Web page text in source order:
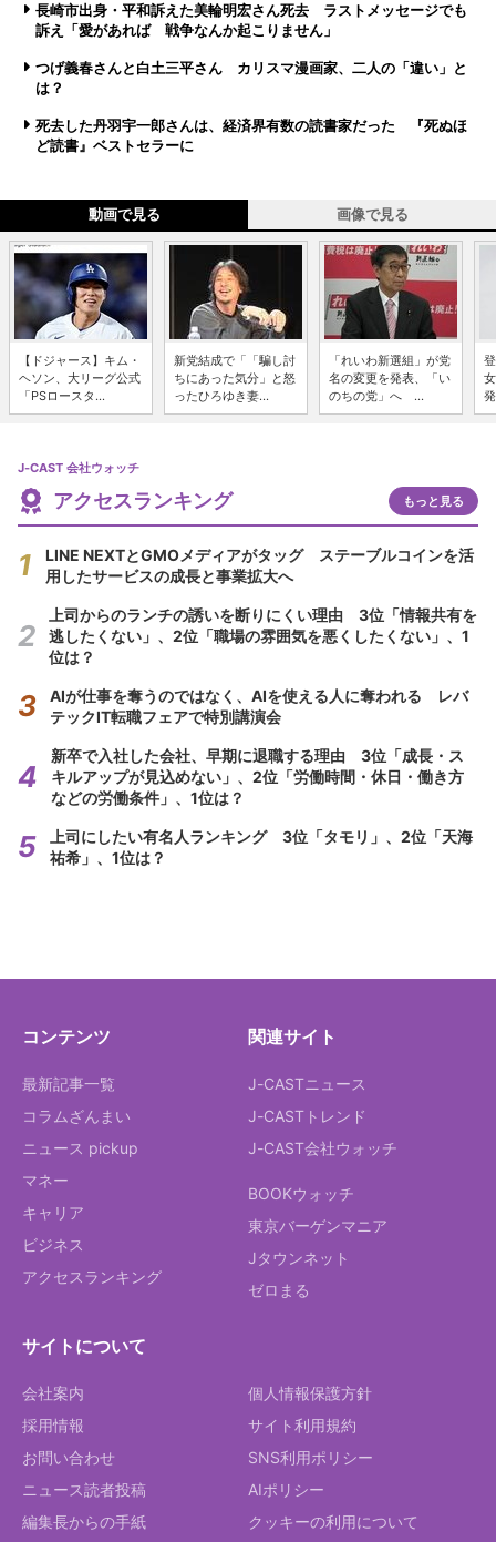
長崎市出身・平和訴えた美輪明宏さん死去 ラストメッセージでも
訴え「愛があれば 戦争なんか起こりません」
つげ義春さんと白土三平さん カリスマ漫画家、二人の「違い」と
は？
死去した丹羽宇一郎さんは、経済界有数の読書家だった 『死ぬほ
ど読書』ベストセラーに
動画で見る 画像で見る
【ドジャース】キム・
ヘソン、大リーグ公式
「PSロースタ...
新党結成で「「騙し討
ちにあった気分」と怒
ったひろゆき妻...
「れいわ新選組」が党
名の変更を発表、「い
のちの党」へ ...
J-CAST 会社ウォッチ
アクセスランキング もっと見る
LINE NEXTとGMOメディアがタッグ ステーブルコインを活
用したサービスの成長と事業拡大へ
上司からのランチの誘いを断りにくい理由 3位「情報共有を
逃したくない」、2位「職場の雰囲気を悪くしたくない」、1
位は？
AIが仕事を奪うのではなく、AIを使える人に奪われる レバ
テックIT転職フェアで特別講演会
新卒で入社した会社、早期に退職する理由 3位「成長・ス
キルアップが見込めない」、2位「労働時間・休日・働き方
などの労働条件」、1位は？
上司にしたい有名人ランキング 3位「タモリ」、2位「天海
祐希」、1位は？
コンテンツ
最新記事一覧
コラムざんまい
ニュース pickup
マネー
キャリア
ビジネス
アクセスランキング
関連サイト
J-CASTニュース
J-CASTトレンド
J-CAST会社ウォッチ
BOOKウォッチ
東京バーゲンマニア
Jタウンネット
ゼロまる
サイトについて
会社案内
採用情報
お問い合わせ
ニュース読者投稿
編集長からの手紙
個人情報保護方針
サイト利用規約
SNS利用ポリシー
AIポリシー
クッキーの利用について